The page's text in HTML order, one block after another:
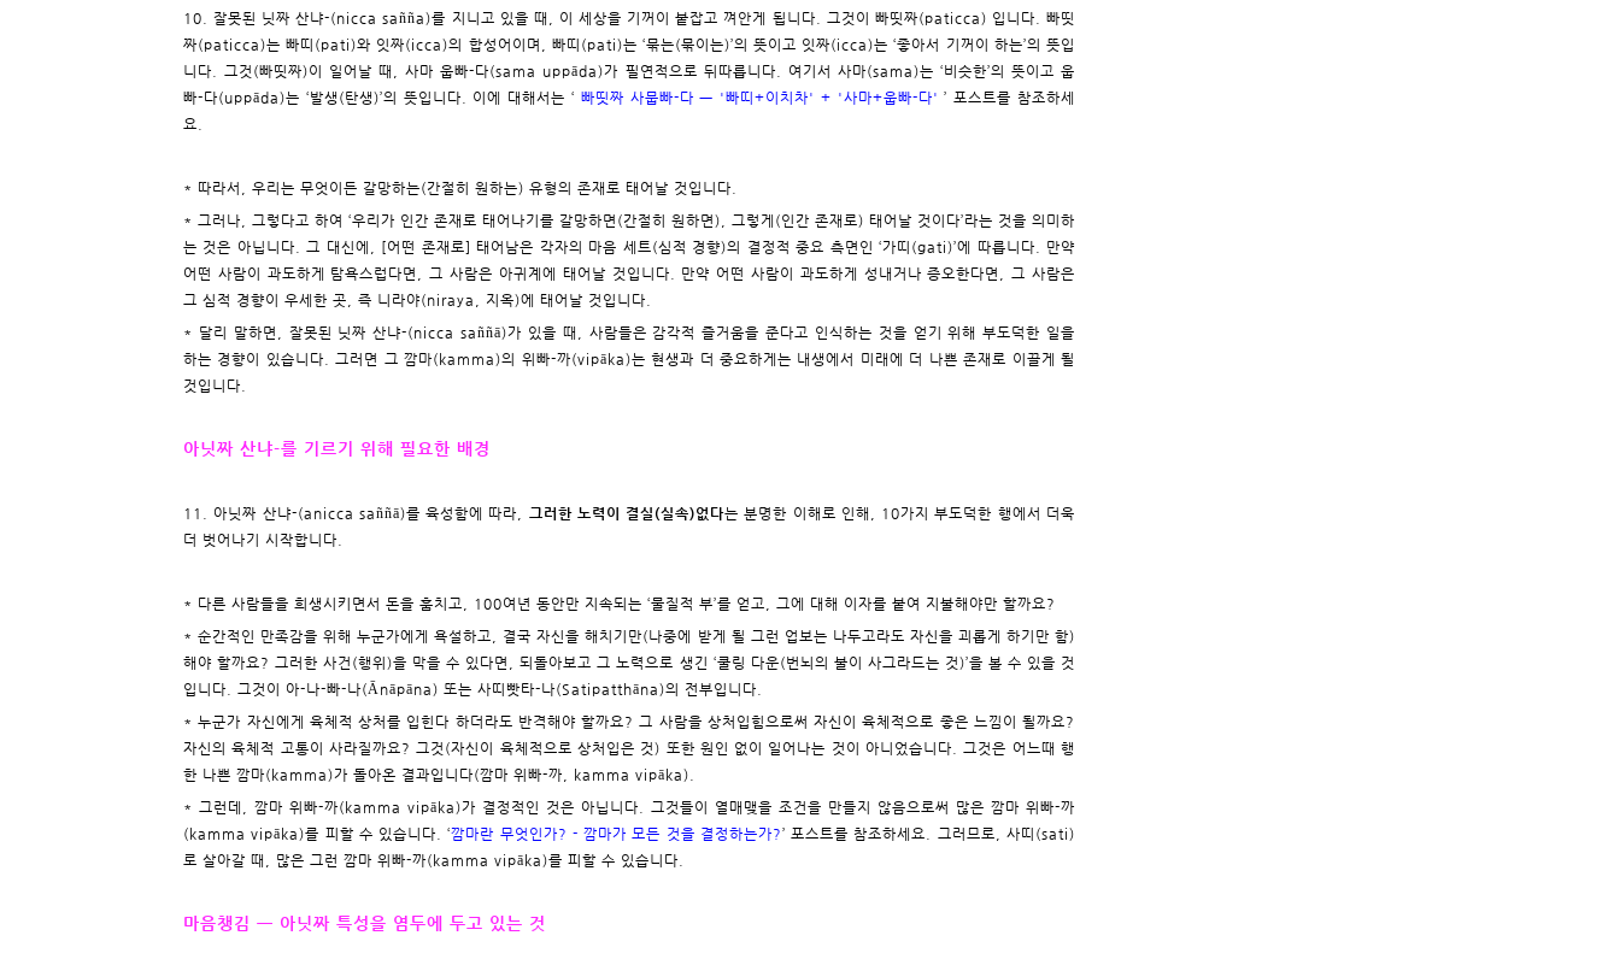
10. 잘못된 닛짜 산냐-(nicca sañña)를 지니고 있을 때, 이 세상을 기꺼이 붙잡고 껴안게 됩니다. 그것이 빠띳짜(paticca) 입니다. 빠띳
짜(paticca)는 빠띠(pati)와 잇짜(icca)의 합성어이며, 빠띠(pati)는 ‘묶는(묶이는)’의 뜻이고 잇짜(icca)는 ‘좋아서 기꺼이 하는’의 뜻입
니다. 그것(빠띳짜)이 일어날 때, 사마 웁빠-다(sama uppāda)가 필연적으로 뒤따릅니다. 여기서 사마(sama)는 ‘비슷한’의 뜻이고 웁
빠-다(uppāda)는 ‘발생(탄생)’의 뜻입니다. 이에 대해서는 ‘ 빠띳짜 사뭅빠-다 ㅡ '빠띠+이치차' + '사마+웁빠-다' ’ 포스트를 참조하세
요.
* 따라서, 우리는 무엇이든 갈망하는(간절히 원하는) 유형의 존재로 태어날 것입니다.
* 그러나, 그렇다고 하여 ‘우리가 인간 존재로 태어나기를 갈망하면(간절히 원하면), 그렇게(인간 존재로) 태어날 것이다’라는 것을 의미하
는 것은 아닙니다. 그 대신에, [어떤 존재로] 태어남은 각자의 마음 세트(심적 경향)의 결정적 중요 측면인 ‘가띠(gati)’에 따릅니다. 만약
어떤 사람이 과도하게 탐욕스럽다면, 그 사람은 아귀계에 태어날 것입니다. 만약 어떤 사람이 과도하게 성내거나 증오한다면, 그 사람은
그 심적 경향이 우세한 곳, 즉 니라야(niraya, 지옥)에 태어날 것입니다.
* 달리 말하면, 잘못된 닛짜 산냐-(nicca saññā)가 있을 때, 사람들은 감각적 즐거움을 준다고 인식하는 것을 얻기 위해 부도덕한 일을
하는 경향이 있습니다. 그러면 그 깜마(kamma)의 위빠-까(vipāka)는 현생과 더 중요하게는 내생에서 미래에 더 나쁜 존재로 이끌게 될
것입니다.
아닛짜 산냐-를 기르기 위해 필요한 배경
11. 아닛짜 산냐-(anicca saññā)를 육성함에 따라, 그러한 노력이 결실(실속)없다는 분명한 이해로 인해, 10가지 부도덕한 행에서 더욱
더 벗어나기 시작합니다.
* 다른 사람들을 희생시키면서 돈을 훔치고, 100여년 동안만 지속되는 ‘물질적 부’를 얻고, 그에 대해 이자를 붙여 지불해야만 할까요?
* 순간적인 만족감을 위해 누군가에게 욕설하고, 결국 자신을 해치기만(나중에 받게 될 그런 업보는 나두고라도 자신을 괴롭게 하기만 함)
해야 할까요? 그러한 사건(행위)을 막을 수 있다면, 되돌아보고 그 노력으로 생긴 ‘쿨링 다운(번뇌의 불이 사그라드는 것)’을 볼 수 있을 것
입니다. 그것이 아-나-빠-나(Ānāpāna) 또는 사띠빳타-나(Satipatthāna)의 전부입니다.
* 누군가 자신에게 육체적 상처를 입힌다 하더라도 반격해야 할까요? 그 사람을 상처입힘으로써 자신이 육체적으로 좋은 느낌이 될까요?
자신의 육체적 고통이 사라질까요? 그것(자신이 육체적으로 상처입은 것) 또한 원인 없이 일어나는 것이 아니었습니다. 그것은 어느때 행
한 나쁜 깜마(kamma)가 돌아온 결과입니다(깜마 위빠-까, kamma vipāka).
* 그런데, 깜마 위빠-까(kamma vipāka)가 결정적인 것은 아닙니다. 그것들이 열매맺을 조건을 만들지 않음으로써 많은 깜마 위빠-까
(kamma vipāka)를 피할 수 있습니다. ‘깜마란 무엇인가? - 깜마가 모든 것을 결정하는가?’ 포스트를 참조하세요. 그러므로, 사띠(sati)
로 살아갈 때, 많은 그런 깜마 위빠-까(kamma vipāka)를 피할 수 있습니다.
마음챙김 ㅡ 아닛짜 특성을 염두에 두고 있는 것